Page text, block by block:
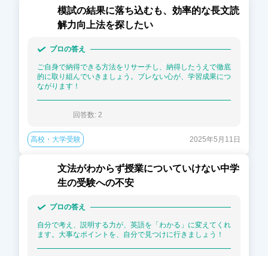
模試の結果に落ち込むも、効率的な長文読
解力向上法を探したい
プロの答え
ご自身で納得できる方法をリサーチし、納得したうえで徹底
的に取り組んでいきましょう。ブレない心が、学習成果につ
ながります！
回答数: 2
高校・大学受験 2025年5月11日
文法がわからず授業についていけない中学
生の受験への不安
プロの答え
自分で考え、説明する力が、英語を「わかる」に変えてくれ
ます。大事なポイントを、自分で見つけに行きましょう！